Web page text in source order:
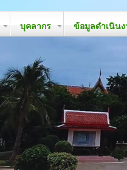
บุคลากร ข้อมูลดำเนิน